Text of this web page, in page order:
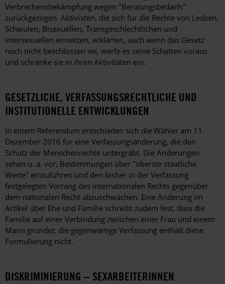
Verbrechensbekämpfung wegen "Beratungsbedarfs"
zurückgezogen. Aktivisten, die sich für die Rechte von Lesben,
Schwulen, Bisexuellen, Transgeschlechtlichen und
Intersexuellen einsetzen, erklärten, auch wenn das Gesetz
noch nicht beschlossen sei, werfe es seine Schatten voraus
und schränke sie in ihren Aktivitäten ein.
GESETZLICHE, VERFASSUNGSRECHTLICHE UND
INSTITUTIONELLE ENTWICKLUNGEN
In einem Referendum entschieden sich die Wähler am 11.
Dezember 2016 für eine Verfassungsänderung, die den
Schutz der Menschenrechte untergräbt. Die Änderungen
sehen u. a. vor, Bestimmungen über "oberste staatliche
Werte" einzuführen und den bisher in der Verfassung
festgelegten Vorrang des internationalen Rechts gegenüber
dem nationalen Recht abzuschwächen. Eine Änderung im
Artikel über Ehe und Familie schreibt zudem fest, dass die
Familie auf einer Verbindung zwischen einer Frau und einem
Mann gründet; die gegenwärtige Verfassung enthält diese
Formulierung nicht.
DISKRIMINIERUNG – SEXARBEITERINNEN